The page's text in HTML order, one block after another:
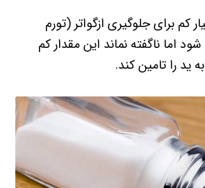
کم برای جلوگیری ازگواتر (تورم
اما ناگفته نماند این مقدار کم
ید را تامین کند.